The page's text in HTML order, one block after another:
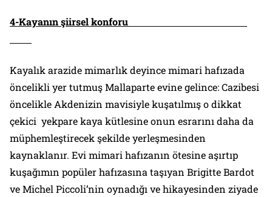
4-Kayanın şiirsel konforu
Kayalık arazide mimarlık deyince mimari hafızada
öncelikli yer tutmuşMallaparteevine gelince: Cazibesi
öncelikle Akdenizin mavisiyle kuşatılmış o dikkat
çekici yekpare kaya kütlesine onun esrarını daha da
müphemleştirecek şekilde yerleşmesinden
kaynaklanır. Evi mimari hafızanın ötesine aşırtıp
kuşağımın popüler hafızasına taşıyan Brigitte Bardot
veMichel Piccoli’nin oynadığı ve hikayesinden ziyade